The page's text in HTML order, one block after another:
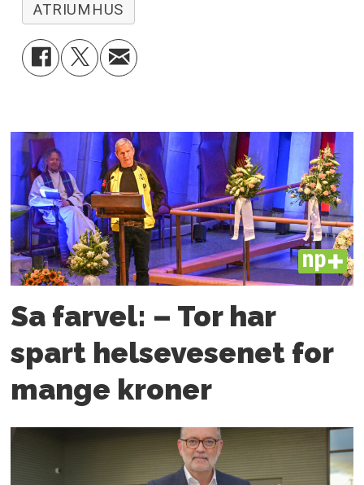
ATRIUMHUS
PLUS
Sa farvel: – Tor har
spart helsevesenet for
mange kroner